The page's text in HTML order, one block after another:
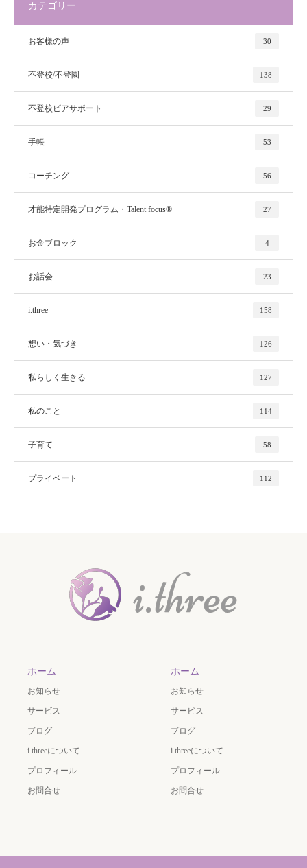
カテゴリー
お客様の声 30
不登校/不登園 138
不登校ピアサポート 29
手帳 53
コーチング 56
才能特定開発プログラム・Talent focus® 27
お金ブロック 4
お話会 23
i.three 158
想い・気づき 126
私らしく生きる 127
私のこと 114
子育て 58
プライベート 112
ホーム
お知らせ
サービス
ブログ
i.threeについて
プロフィール
お問合せ
ホーム
お知らせ
サービス
ブログ
i.threeについて
プロフィール
お問合せ